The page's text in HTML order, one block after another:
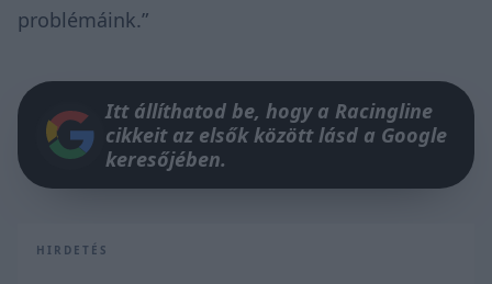
problémáink.”
Itt állíthatod be, hogy a Racingline
cikkeit az elsők között lásd a Google
keresőjében.
HIRDETÉS